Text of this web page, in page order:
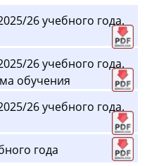
26 учебного года.
26 учебного года.
обучения
26 учебного года.
года